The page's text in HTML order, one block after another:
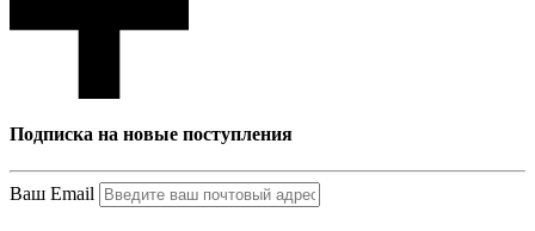
Подписка на новые поступления
Ваш Email